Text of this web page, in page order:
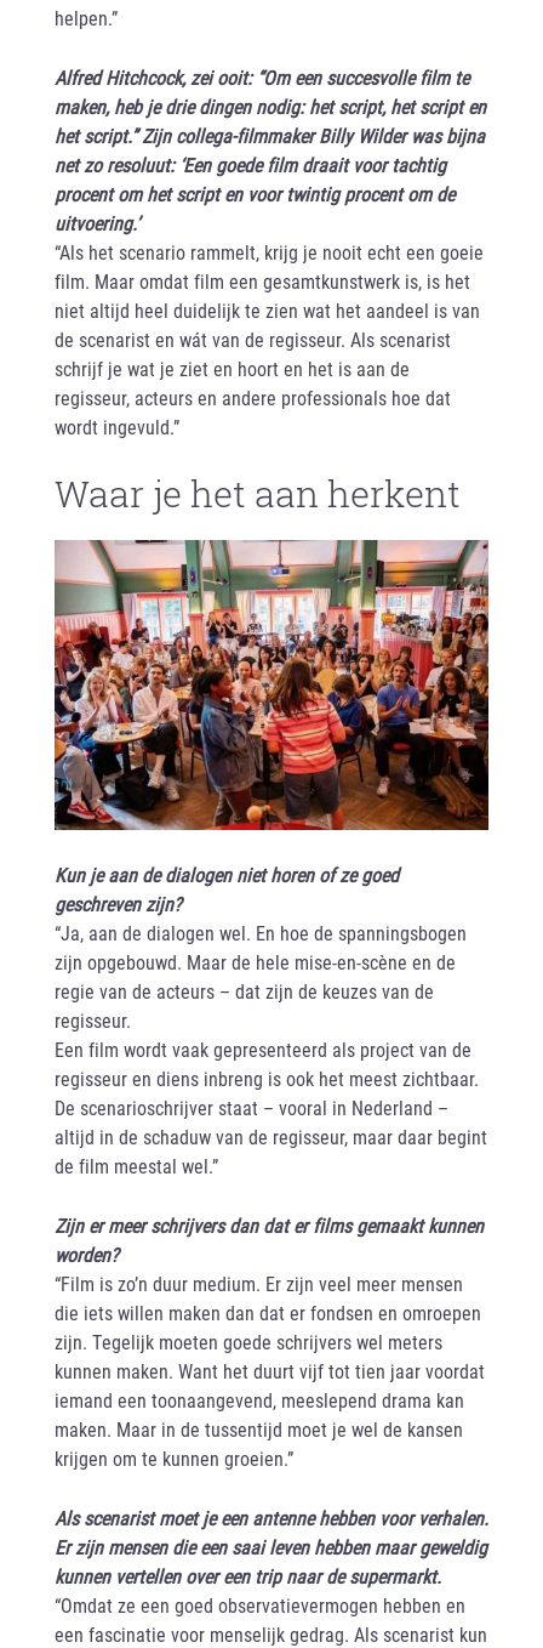
helpen.”
Alfred Hitchcock, zei ooit: “Om een succesvolle film te
maken, heb je drie dingen nodig: het script, het script en
het script.” Zijn collega-filmmaker Billy Wilder was bijna
net zo resoluut: ‘Een goede film draait voor tachtig
procent om het script en voor twintig procent om de
uitvoering.’
“Als het scenario rammelt, krijg je nooit echt een goeie
film. Maar omdat film een gesamtkunstwerk is, is het
niet altijd heel duidelijk te zien wat het aandeel is van
de scenarist en wát van de regisseur. Als scenarist
schrijf je wat je ziet en hoort en het is aan de
regisseur, acteurs en andere professionals hoe dat
wordt ingevuld.”
Waar je het aan herkent
Kun je aan de dialogen niet horen of ze goed
geschreven zijn?
“Ja, aan de dialogen wel. En hoe de spanningsbogen
zijn opgebouwd. Maar de hele mise-en-scène en de
regie van de acteurs – dat zijn de keuzes van de
regisseur.
Een film wordt vaak gepresenteerd als project van de
regisseur en diens inbreng is ook het meest zichtbaar.
De scenarioschrijver staat – vooral in Nederland –
altijd in de schaduw van de regisseur, maar daar begint
de film meestal wel.”
Zijn er meer schrijvers dan dat er films gemaakt kunnen
worden?
“Film is zo’n duur medium. Er zijn veel meer mensen
die iets willen maken dan dat er fondsen en omroepen
zijn. Tegelijk moeten goede schrijvers wel meters
kunnen maken. Want het duurt vijf tot tien jaar voordat
iemand een toonaangevend, meeslepend drama kan
maken. Maar in de tussentijd moet je wel de kansen
krijgen om te kunnen groeien.”
Als scenarist moet je een antenne hebben voor verhalen.
Er zijn mensen die een saai leven hebben maar geweldig
kunnen vertellen over een trip naar de supermarkt.
“Omdat ze een goed observatievermogen hebben en
een fascinatie voor menselijk gedrag. Als scenarist kun